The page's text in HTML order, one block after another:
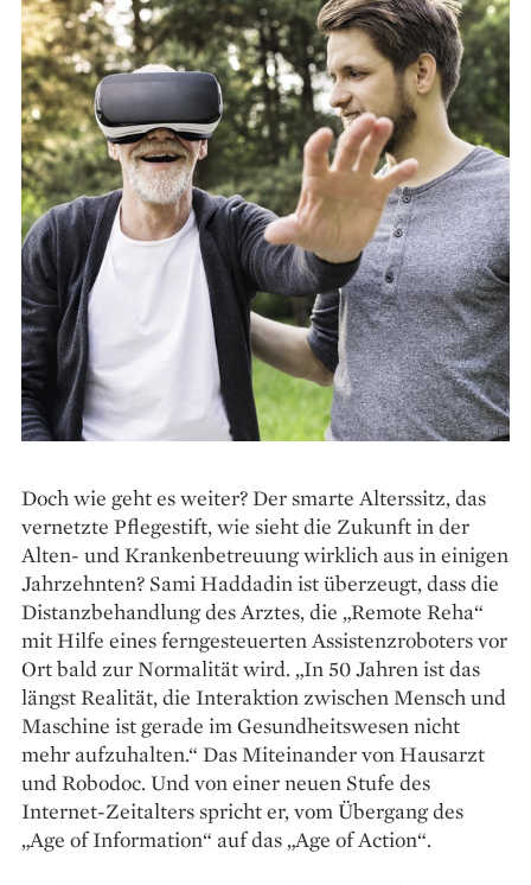
Doch wie geht es weiter? Der smarte Alterssitz, das
vernetzte Pflegestift, wie sieht die Zukunft in der
Alten- und Krankenbetreuung wirklich aus in einigen
Jahrzehnten? Sami Haddadin ist überzeugt, dass die
Distanzbehandlung des Arztes, die „Remote Reha“
mit Hilfe eines ferngesteuerten Assistenzroboters vor
Ort bald zur Normalität wird. „In 50 Jahren ist das
längst Realität, die Interaktion zwischen Mensch und
Maschine ist gerade im Gesundheitswesen nicht
mehr aufzuhalten.“ Das Miteinander von Hausarzt
und Robodoc. Und von einer neuen Stufe des
Internet-Zeitalters spricht er, vom Übergang des
„Age of Information“ auf das „Age of Action“.